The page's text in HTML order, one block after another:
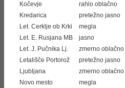
Kočevje
rahlo oblačno
Kredarica
pretežno jasno
Let. Cerklje ob Krki
megla
Let. E. Rusjana MB
jasno
Let. J. Pučnika Lj.
zmerno oblačno
Letališče Portorož
pretežno jasno
Ljubljana
zmerno oblačno
Novo mesto
megla